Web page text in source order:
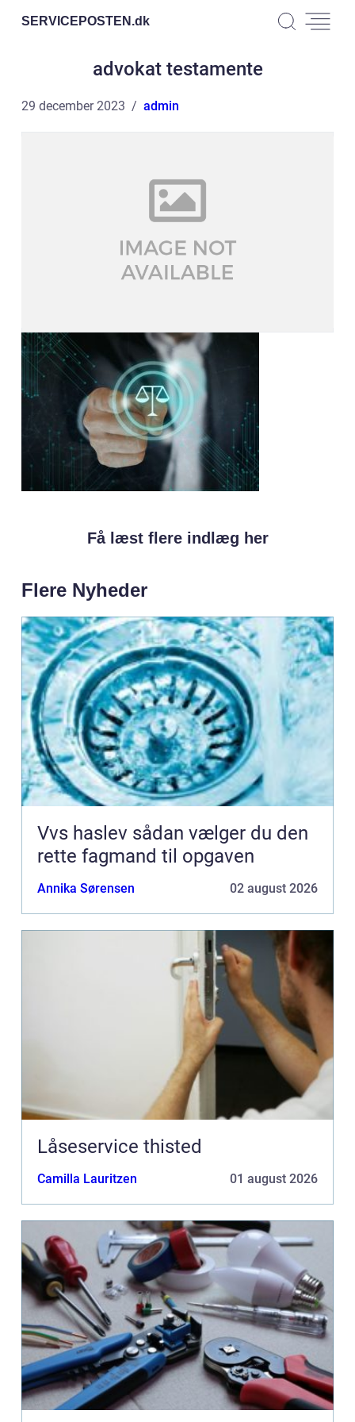
SERVICEPOSTEN.dk
advokat testamente
29 december 2023 admin
Få læst flere indlæg her
Flere Nyheder
Vvs haslev sådan vælger du den
rette fagmand til opgaven
Annika Sørensen 02 august 2026
Låseservice thisted
Camilla Lauritzen 01 august 2026